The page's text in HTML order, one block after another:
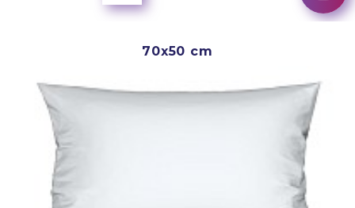
70x50 cm